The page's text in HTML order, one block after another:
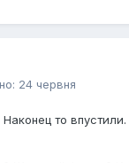
24 червня
то